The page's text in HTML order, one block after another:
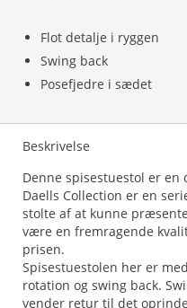
Flot detalje i ryggen
Swing back
Posefjedre i sædet
Beskrivelse
Denne spisestuestol er en
Daells Collection er en
stolte af at kunne
være en fremragende
prisen.
Spisestuestolen her er
rotation og swing back.
vender retur til det